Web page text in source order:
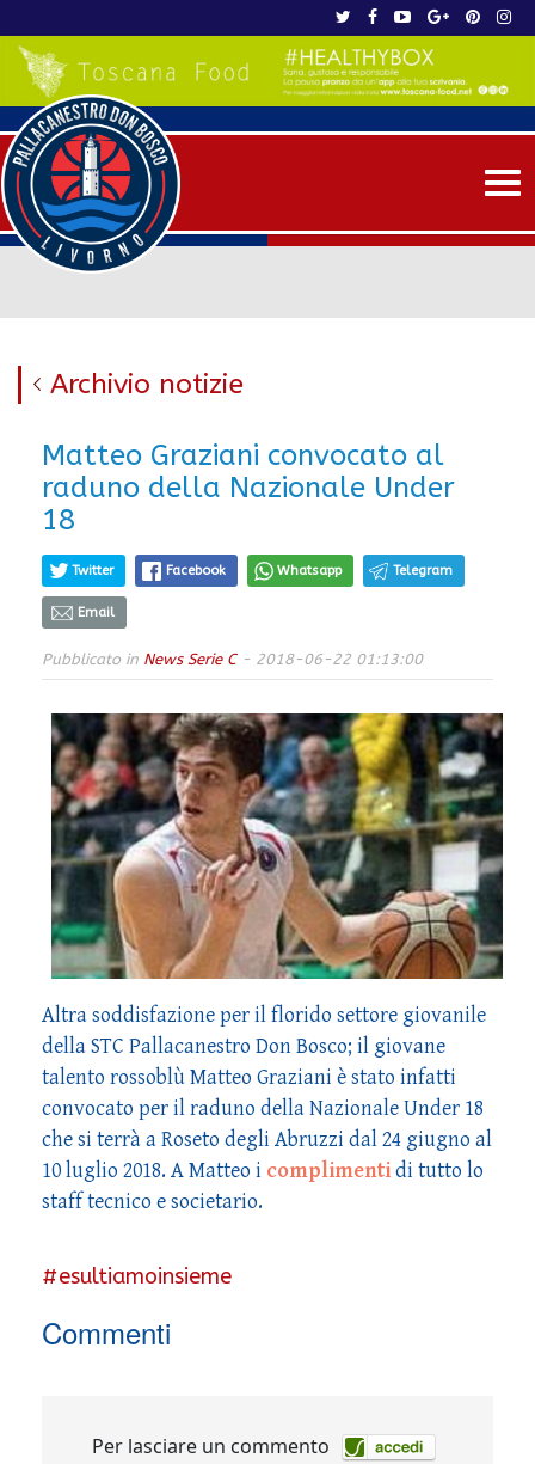
Archivio notizie
Matteo Graziani convocato al
raduno della Nazionale Under
18
Twitter Facebook Whatsapp Telegram
Email
Pubblicato in News Serie C- 2018-06-22 01:13:00
Altra soddisfazione per il florido settore giovanile
della STC Pallacanestro Don Bosco; il giovane
talento rossoblù Matteo Graziani è stato infatti
convocato per il raduno della Nazionale Under 18
che si terrà a Roseto degli Abruzzi dal 24 giugno al
10 luglio 2018. A Matteo i complimentidi tutto lo
staff tecnico e societario.
#esultiamoinsieme
Commenti